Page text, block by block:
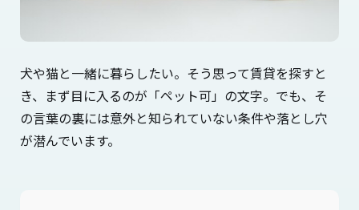
犬や猫と一緒に暮らしたい。そう思って賃貸を探すと
き、まず目に入るのが「ペット可」の文字。でも、そ
の言葉の裏には意外と知られていない条件や落とし穴
が潜んでいます。